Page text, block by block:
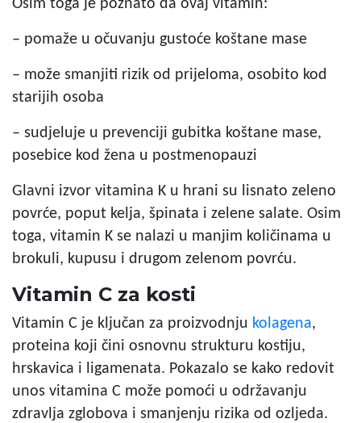
Osim toga je poznato da ovaj vitamin:
– pomaže u očuvanju gustoće koštane mase
– može smanjiti rizik od prijeloma, osobito kod
starijih osoba
– sudjeluje u prevenciji gubitka koštane mase,
posebice kod žena u postmenopauzi
Glavni izvor vitamina K u hrani su lisnato zeleno
povrće, poput kelja, špinata i zelene salate. Osim
toga, vitamin K se nalazi u manjim količinama u
brokuli, kupusu i drugom zelenom povrću.
Vitamin C za kosti
Vitamin C je ključan za proizvodnju kolagena,
proteina koji čini osnovnu strukturu kostiju,
hrskavica i ligamenata. Pokazalo se kako redovit
unos vitamina C može pomoći u održavanju
zdravlja zglobova i smanjenju rizika od ozljeda.